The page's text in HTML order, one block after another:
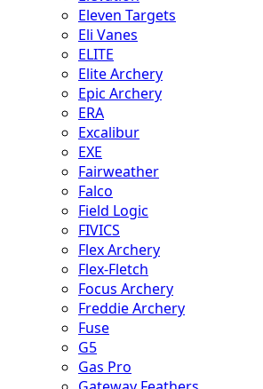
Eleven Targets
Eli Vanes
ELITE
Elite Archery
Epic Archery
ERA
Excalibur
EXE
Fairweather
Falco
Field Logic
FIVICS
Flex Archery
Flex-Fletch
Focus Archery
Freddie Archery
Fuse
G5
Gas Pro